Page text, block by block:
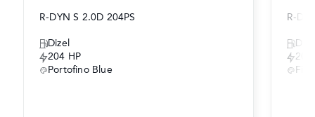
R-DYN S 2.0D 204PS
Dizel
204 HP
Portofino Blue
R-
204